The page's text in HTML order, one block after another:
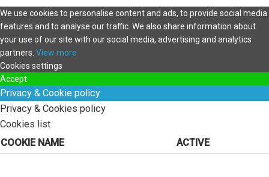
We use cookies to personalise content and ads, to provide social media
features and to analyse our traffic. We also share information about
your use of our site with our social media, advertising and analytics
partners. View more
Cookies settings
Accept
Privacy & Cookie policy
Privacy & Cookies policy
Cookies list
COOKIE NAME
ACTIVE